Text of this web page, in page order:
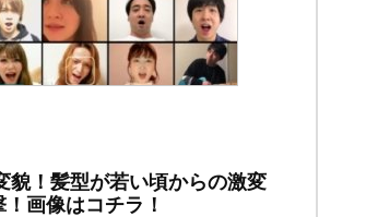
貌！髪型が若い頃からの激変
画像はコチラ！